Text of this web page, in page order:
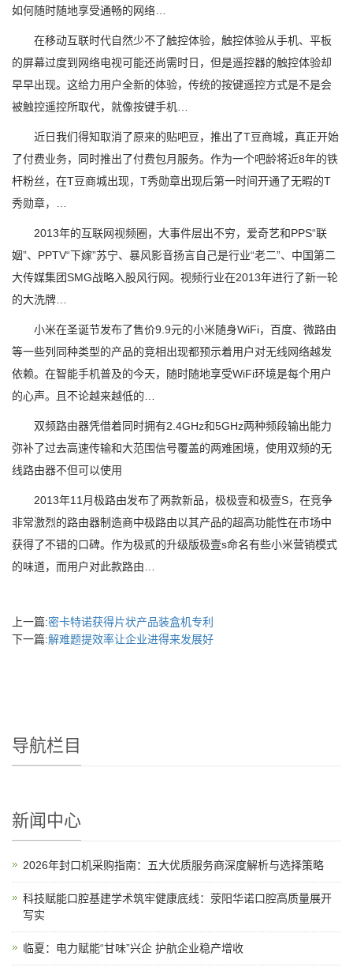
如何随时随地享受通畅的网络…
在移动互联时代自然少不了触控体验，触控体验从手机、平板
的屏幕过度到网络电视可能还尚需时日，但是遥控器的触控体验却
早早出现。这给力用户全新的体验，传统的按键遥控方式是不是会
被触控遥控所取代，就像按键手机…
近日我们得知取消了原来的贴吧豆，推出了T豆商城，真正开始
了付费业务，同时推出了付费包月服务。作为一个吧龄将近8年的铁
杆粉丝，在T豆商城出现，T秀勋章出现后第一时间开通了无暇的T
秀勋章，…
2013年的互联网视频圈，大事件层出不穷，爱奇艺和PPS“联
姻”、PPTV“下嫁”苏宁、暴风影音扬言自己是行业“老二”、中国第二
大传媒集团SMG战略入股风行网。视频行业在2013年进行了新一轮
的大洗牌…
小米在圣诞节发布了售价9.9元的小米随身WiFi，百度、微路由
等一些列同种类型的产品的竞相出现都预示着用户对无线网络越发
依赖。在智能手机普及的今天，随时随地享受WiFi环境是每个用户
的心声。且不论越来越低的…
双频路由器凭借着同时拥有2.4GHz和5GHz两种频段输出能力
弥补了过去高速传输和大范围信号覆盖的两难困境，使用双频的无
线路由器不但可以使用
2013年11月极路由发布了两款新品，极极壹和极壹S，在竞争
非常激烈的路由器制造商中极路由以其产品的超高功能性在市场中
获得了不错的口碑。作为极贰的升级版极壹s命名有些小米营销模式
的味道，而用户对此款路由…
上一篇:密卡特诺获得片状产品装盒机专利
下一篇:解难题提效率让企业进得来发展好
导航栏目
新闻中心
2026年封口机采购指南：五大优质服务商深度解析与选择策略
科技赋能口腔基建学术筑牢健康底线：荥阳华诺口腔高质量展开
写实
临夏：电力赋能“甘味”兴企 护航企业稳产增收